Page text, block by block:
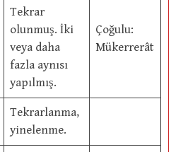
Tekrar
olunmuş. İki
veya daha
fazla aynısı
yapılmış.
Çoğulu:
Mükerrerât
Tekrarlanma,
yinelenme.